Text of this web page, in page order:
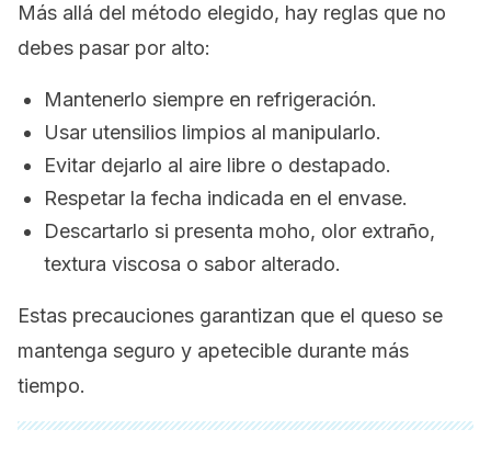
Más allá del método elegido, hay reglas que no
debes pasar por alto:
Mantenerlo siempre en refrigeración.
Usar utensilios limpios al manipularlo.
Evitar dejarlo al aire libre o destapado.
Respetar la fecha indicada en el envase.
Descartarlo si presenta moho, olor extraño,
textura viscosa o sabor alterado.
Estas precauciones garantizan que el queso se
mantenga seguro y apetecible durante más
tiempo.